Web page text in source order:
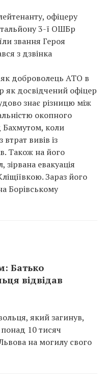
офіцеру
3-ї ОШБр
звання Героя
з дзвінка
як доброволець АТО в
як досвідчений офіцер
знає різницю між
окопного
Бахмутом, коли
вивів із
Також на його
евакуація
Зараз його
Борівському
Батько
відвідав
який загинув,
10 тисяч
на могилу свого